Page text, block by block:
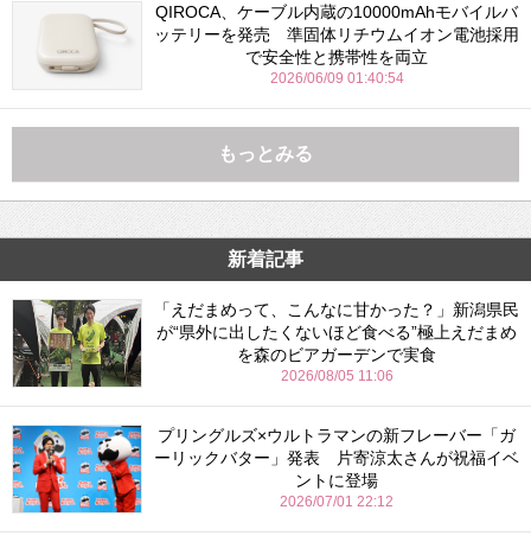
QIROCA、ケーブル内蔵の10000mAhモバイルバ
ッテリーを発売 準固体リチウムイオン電池採用
で安全性と携帯性を両立
2026/06/09 01:40:54
もっとみる
新着記事
「えだまめって、こんなに甘かった？」新潟県民
が“県外に出したくないほど食べる”極上えだまめ
を森のビアガーデンで実食
2026/08/05 11:06
プリングルズ×ウルトラマンの新フレーバー「ガ
ーリックバター」発表 片寄涼太さんが祝福イベ
ントに登場
2026/07/01 22:12